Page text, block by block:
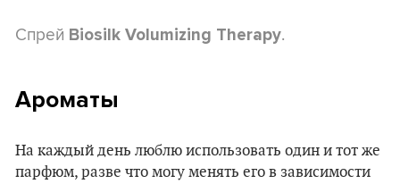
Спрей Biosilk Volumizing Therapy.
Ароматы
На каждый день люблю использовать один и тот же
парфюм, разве что могу менять его в зависимости